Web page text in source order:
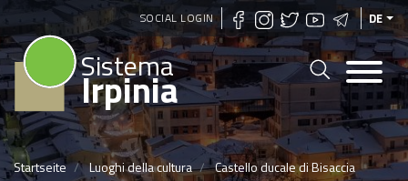
Direkt
zum
Inhalt
SOCIAL LOGIN DE
Sistema
Irpinia
Startseite Luoghi della cultura Castello ducale di Bisaccia